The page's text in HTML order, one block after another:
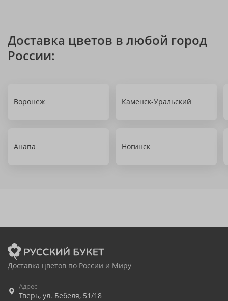
Доставка цветов в любой город
России:
Воронеж Каменск-Уральский
Анапа Ногинск
Доставка цветов по России и Миру
Адрес
Тверь, ул. Бебеля, 51/18